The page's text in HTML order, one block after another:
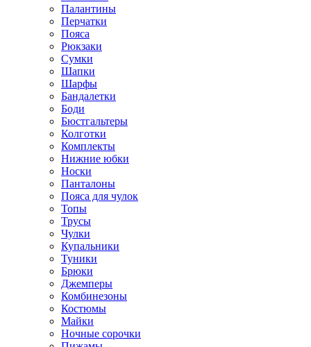
Палантины
Перчатки
Пояса
Рюкзаки
Сумки
Шапки
Шарфы
Бандалетки
Боди
Бюстгальтеры
Колготки
Комплекты
Нижние юбки
Носки
Панталоны
Поясa для чулок
Топы
Трусы
Чулки
Купальники
Туники
Брюки
Джемперы
Комбинезоны
Костюмы
Майки
Ночные сорочки